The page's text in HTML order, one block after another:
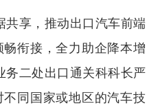
共享，推动出口汽车前端
衔接，全力助企降本增
务二处出口通关科科长严
同国家或地区的汽车技